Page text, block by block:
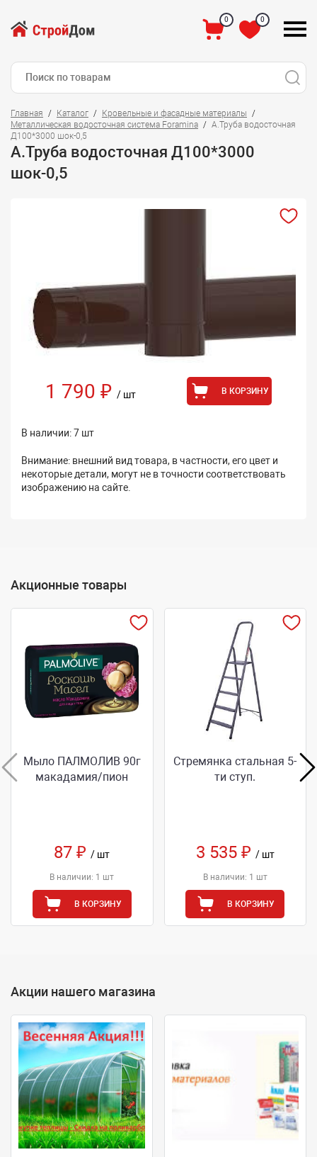
0 0
Главная Каталог
Кровельные и фасадные материалы
Металлическая водосточная система Foramina
А.Труба водосточная
Д100*3000 шок-0,5
А.Труба водосточная Д100*3000
шок-0,5
1 790 ₽ / шт В КОРЗИНУ
В наличии: 7 шт
Внимание: внешний вид товара, в частности, его цвет и
некоторые детали, могут не в точности соответствовать
изображению на сайте.
Акционные товары
Мыло ПАЛМОЛИВ 90г
макадамия/пион
87 ₽/ шт
В наличии: 1 шт
В КОРЗИНУ
Стремянка стальная 5-
ти ступ.
3 535 ₽ / шт
В наличии: 1 шт
В КОРЗИНУ
Акции нашего магазина